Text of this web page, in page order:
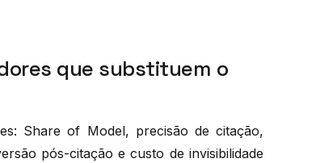
que substituem o
Share of Model, precisão de citação,
pós-citação e custo de invisibilidade